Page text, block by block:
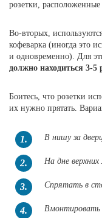
розетки,
Во-вторых,
кофеварка (иногда это
и одновременно). Для
должно находиться 3-5
Боитесь, что розетки
их нужно прятать.
1. В нишу за
2. На дне верхних
3. Спрятать в
4. Вмонтировать